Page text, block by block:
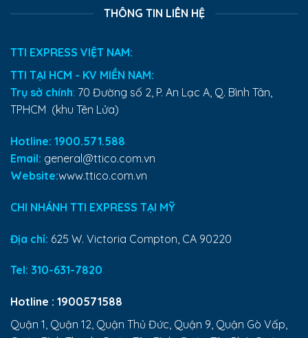
THÔNG TIN LIÊN HỆ
TTI EXPRESS VIỆT NAM:
TTI TẠI HCM - KV MIỀN NAM:
Trụ sở chính: 70 Đường số 2, P. An Lạc A, Q. Bình Tân,
TPHCM (khu Tên Lửa)
Hotline: 1900.571.588
Email: general@ttico.com.vn
Website:www.ttico.com.vn
CHI NHÁNH TTI EXPRESS TẠI MỸ
Địa chỉ: 625 W. Victoria Compton, CA 90220
Tel: 310-631-7820
Hotline : 1900571588
Quận 1, Quận 12, Quận Thủ Đức, Quận 9, Quận Gò Vấp,